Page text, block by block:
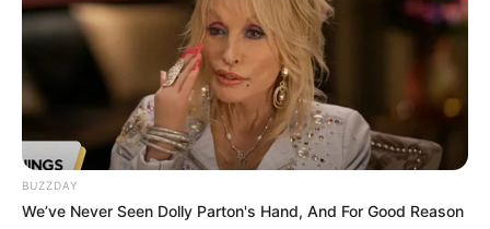
BUZZDAY
We’ve Never Seen Dolly Parton's Hand, And For Good Reason